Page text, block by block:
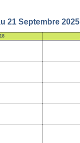
21 Septembre 2025
18